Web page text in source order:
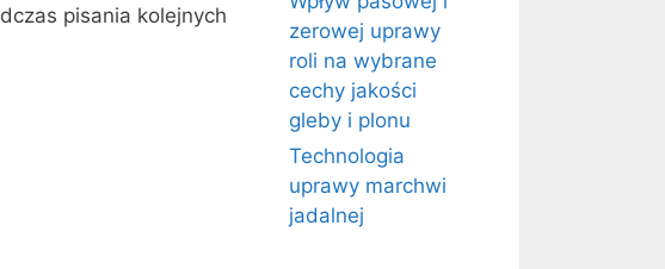
pisania kolejnych
zerowej uprawy
roli na wybrane
cechy jakości
gleby i plonu
Technologia
uprawy marchwi
jadalnej